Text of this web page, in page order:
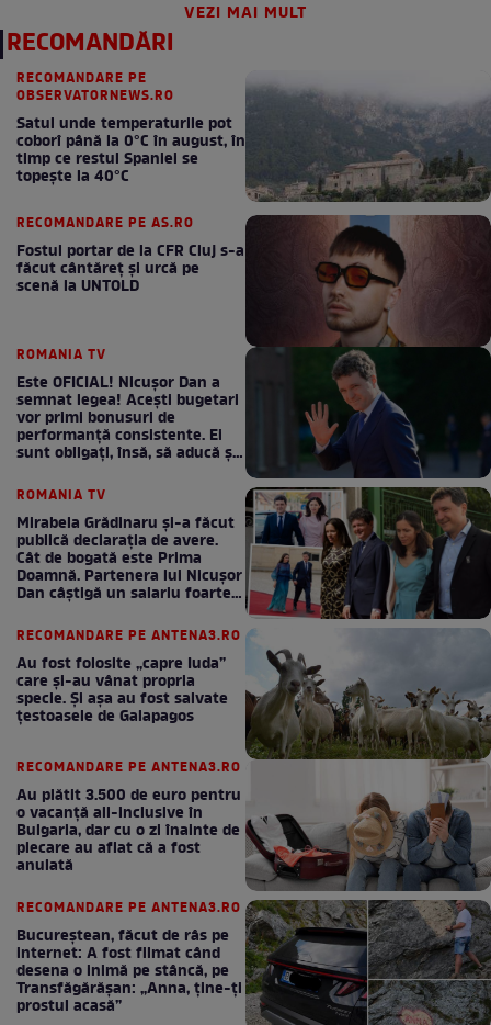
VEZI MAI MULT
RECOMANDĂRI
RECOMANDARE PE
OBSERVATORNEWS.RO
Satul unde temperaturile pot
coborî până la 0°C în august, în
timp ce restul Spaniei se
topește la 40°C
RECOMANDARE PE AS.RO
Fostul portar de la CFR Cluj s-a
făcut cântăreţ şi urcă pe
scenă la UNTOLD
ROMANIA TV
Este OFICIAL! Nicușor Dan a
semnat legea! Acești bugetari
vor primi bonusuri de
performanță consistente. Ei
sunt obligați, însă, să aducă și
ROMANIA TV
Mirabela Grădinaru și-a făcut
publică declarația de avere.
Cât de bogată este Prima
Doamnă. Partenera lui Nicușor
Dan câștigă un salariu foarte
RECOMANDARE PE ANTENA3.RO
Au fost folosite „capre Iuda”
care și-au vânat propria
specie. Și așa au fost salvate
țestoasele de Galapagos
RECOMANDARE PE ANTENA3.RO
Au plătit 3.500 de euro pentru
o vacanță all-inclusive în
Bulgaria, dar cu o zi înainte de
plecare au aflat că a fost
anulată
RECOMANDARE PE ANTENA3.RO
Bucureștean, făcut de râs pe
internet: A fost filmat când
desena o inimă pe stâncă, pe
Transfăgărășan: „Anna, ține-ți
prostul acasă”